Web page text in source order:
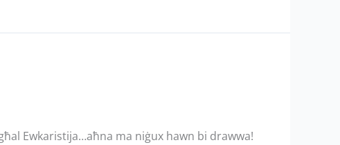
Ewkaristija…aħna ma niġux hawn bi drawwa!